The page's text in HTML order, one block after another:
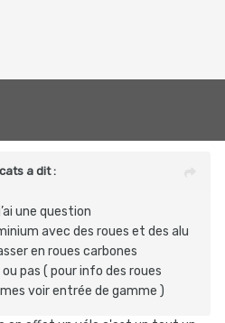
cats a dit :
une question
avec des roues et des alu
en roues carbones
pas ( pour info des roues
voir entrée de gamme )